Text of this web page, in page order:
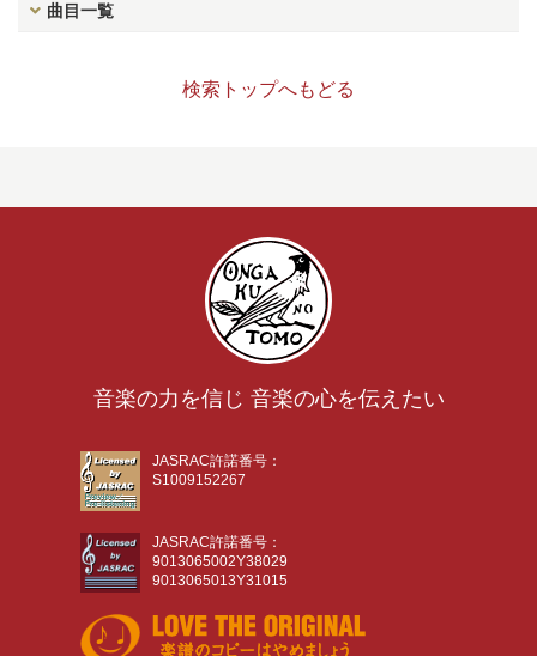
曲目一覧
検索トップへもどる
音楽の力を信じ 音楽の心を伝えたい
JASRAC許諾番号：
S1009152267
JASRAC許諾番号：
9013065002Y38029
9013065013Y31015